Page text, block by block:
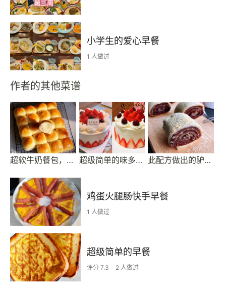
小学生的爱心早餐
1 人做过
作者的其他菜谱
超软牛奶餐包，此配方超软不甜易出膜，放一礼拜不变硬 超级简单的味多美同款生日蛋糕（6寸），新手也能高度还原 此配方做出的驴打滚无比软糯，放一天还是软的
鸡蛋火腿肠快手早餐
1 人做过
超级简单的早餐
评分 7.3 2 人做过